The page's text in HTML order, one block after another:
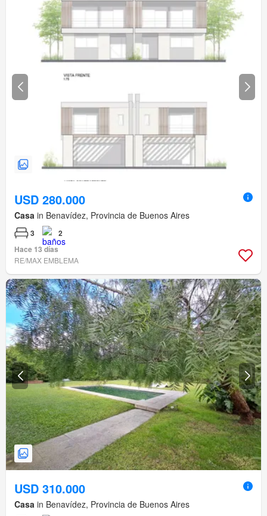
USD 280.000
Casa in Benavídez, Provincia de Buenos Aires
3
2
Hace 13 días
RE/MAX EMBLEMA
USD 310.000
Casa in Benavídez, Provincia de Buenos Aires